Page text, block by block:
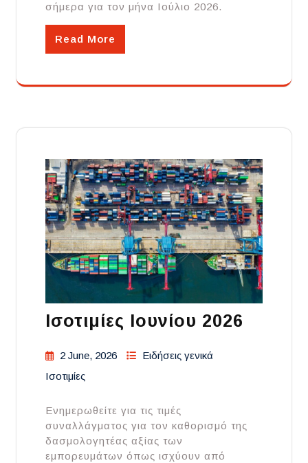
σήμερα για τον μήνα Ιούλιο 2026.
Read More
Ισοτιμίες Ιουνίου 2026
2 June, 2026
Ειδήσεις γενικά
Ισοτιμίες
Ενημερωθείτε για τις τιμές
συναλλάγματος για τον καθορισμό της
δασμολογητέας αξίας των
εμπορευμάτων όπως ισχύουν από